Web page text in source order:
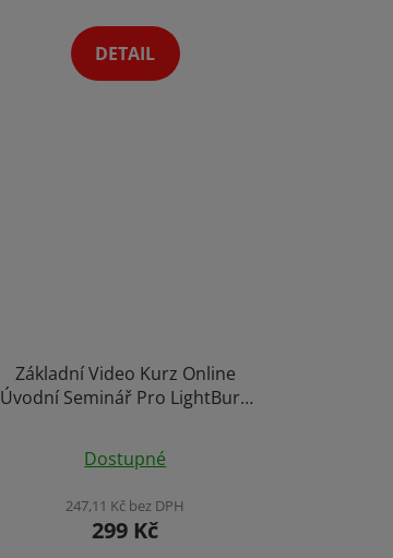
z
DETAIL
Základní Video Kurz Online
Úvodní Seminář Pro LightBurn
Gravírování Mac Windows
hodnocení
produktu
je
Dostupné
247,11 Kč bez DPH
299 Kč